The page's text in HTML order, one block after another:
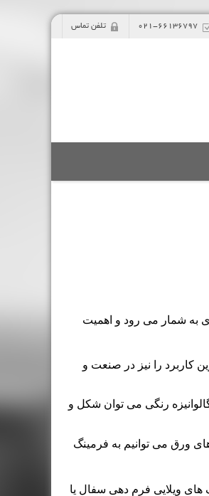
021-66136797 تلفن تماس
شمار می رود و اهمیت
کاربرد را نیز در صنعت و
رنگی می توان شکل و
ورق می توانیم به فرمینگ
ویلایی فرم دهی سفال یا